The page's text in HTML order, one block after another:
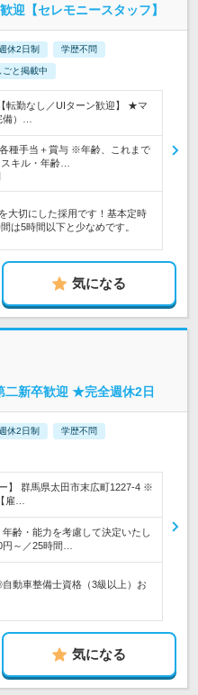
迎【セレモニースタッフ】
休2日制 学歴不問
ごと掲載中
転勤なし／UIターン歓迎】 ★マ
備）…
種手当＋賞与 ※年齢、これまで
キル・年齢…
大切にした採用です！基本定時
は5時間以下と少なめです。
気になる
二新卒歓迎 ★完全週休2日
休2日制 学歴不問
】 群馬県太田市末広町1227-4 ※
雇…
齢・能力を考慮して決定いたし
～／25時間…
動車整備士資格（3級以上）お
気になる